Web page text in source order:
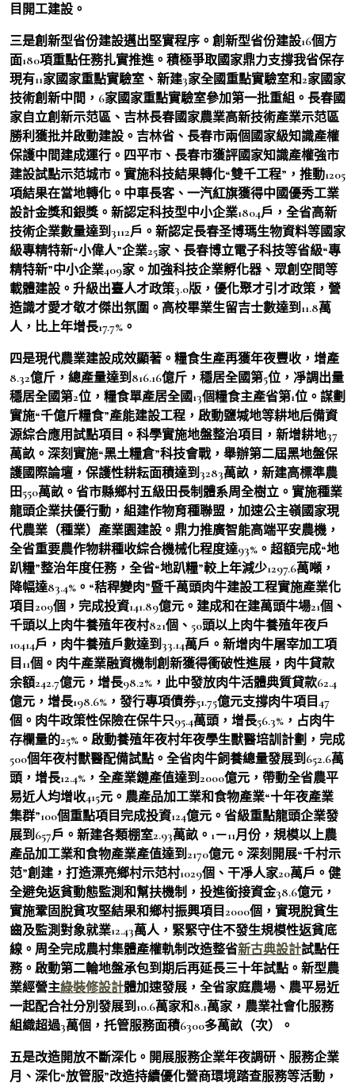
目開工建設。
三是創新型省份建設邁出堅實程序。創新型省份建設16個方
面180項重點任務扎實推進。積極爭取國家鼎力支撐我省保存
現有11家國家重點實驗室、新建3家全國重點實驗室和2家國家
技術創新中間，6家國家重點實驗室參加第一批重組。長春國
家自立創新示范區、吉林長春國家農業高新技術產業示范區
勝利獲批并啟動建設。吉林省、長春市兩個國家級知識產權
保護中間建成運行。四平市、長春市獲評國家知識產權強市
建設試點示范城市。實施科技結果轉化“雙千工程”，推動1205
項結果在當地轉化。中車長客、一汽紅旗獲得中國優秀工業
設計金獎和銀獎。新認定科技型中小企業1804戶，全省高新
技術企業數量達到3112戶。新認定長春圣博瑪生物資料等國家
級專精特新“小偉人”企業25家、長春博立電子科技等省級“專
精特新”中小企業409家。加強科技企業孵化器、眾創空間等
載體建設。升級出臺人才政策3.0版，優化聚才引才政策，營
造識才愛才敬才傑出氛圍。高校畢業生留吉士數達到11.8萬
人，比上年增長17.7%。
四是現代農業建設成效顯著。糧食生產再獲年夜豐收，增產
8.32億斤，總產量達到816.16億斤，穩居全國第5位，凈調出量
穩居全國第2位，糧食單產居全國13個糧食主產省第1位。謀劃
實施“千億斤糧食”產能建設工程，啟動鹽堿地等耕地后備資
源綜合應用試點項目。科學實施地盤整治項目，新增耕地37
萬畝。深刻實施“黑土糧倉”科技會戰，舉辦第二屆黑地盤保
護國際論壇，保護性耕耘面積達到3283萬畝，新建高標準農
田550萬畝。省市縣鄉村五級田長制體系周全樹立。實施種業
龍頭企業扶優行動，組建作物育種聯盟，加速公主嶺國家現
代農業（種業）產業園建設。鼎力推廣智能高端平安農機，
全省重要農作物耕種收綜合機械化程度達93%。超額完成“地
趴糧”整治年度任務，全省“地趴糧”較上年減少1297.6萬噸，
降幅達83.4%。“秸稈變肉”暨千萬頭肉牛建設工程實施產業化
項目209個，完成投資141.89億元。建成和在建萬頭牛場21個、
千頭以上肉牛養殖年夜村821個、50頭以上肉牛養殖年夜戶
10414戶，肉牛養殖戶數達到33.14萬戶。新增肉牛屠宰加工項
目11個。肉牛產業融資機制創新獲得衝破性進展，肉牛貸款
余額242.7億元，增長98.2%，此中發放肉牛活體典質貸款62.4
億元，增長198.6%，發行專項債券51.75億元支撐肉牛項目47
個。肉牛政策性保險在保牛只95.4萬頭，增長56.3%，占肉牛
存欄量的25%。啟動養殖年夜村年夜學生獸醫培訓計劃，完成
500個年夜村獸醫配備試點。全省肉牛飼養總量發展到652.6萬
頭，增長12.4%，全產業鏈產值達到2000億元，帶動全省農平
易近人均增收415元。農產品加工業和食物產業“十年夜產業
集群”100個重點項目完成投資124億元。省級重點龍頭企業發
展到657戶。新建各類棚室2.93萬畝。1－11月份，規模以上農
產品加工業和食物產業產值達到2170億元。深刻開展“千村示
范”創建，打造漂亮鄉村示范村1029個、干凈人家20萬戶。健
全避免返貧動態監測和幫扶機制，投進銜接資金38.6億元，
實施鞏固脫貧攻堅結果和鄉村振興項目2000個，實現脫貧生
齒及監測對象就業12.43萬人，緊緊守住不發生規模性返貧底
線。周全完成農村集體產權軌制改造整省新古典設計試點任
務。啟動第二輪地盤承包到期后再延長三十年試點。新型農
業經營主綠裝修設計體加速發展，全省家庭農場、農平易近
一起配合社分別發展到10.6萬家和8.1萬家，農業社會化服務
組織超過3萬個，托管服務面積6300多萬畝（次）。
五是改造開放不斷深化。開展服務企業年夜調研、服務企業
月、深化“放管服”改造持續優化營商環境踏查服務等活動，